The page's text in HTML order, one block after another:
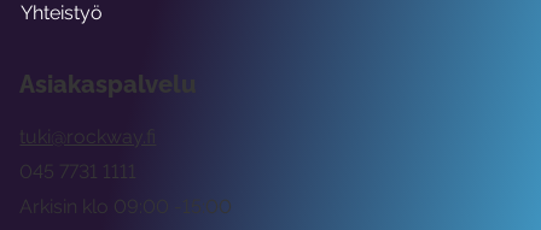
Asiakaspalvelu
tuki@rockway.fi
Arkisin klo 09:00 -15:00
045 7731 1111
Yhteistyö